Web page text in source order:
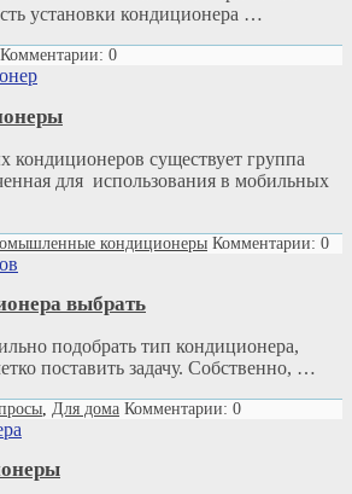
установки кондиционера …
Комментарии: 0
существует группа
для использования в мобильных
кондиционеры Комментарии: 0
выбрать
подобрать тип кондиционера,
поставить задачу. Собственно, …
Для дома Комментарии: 0